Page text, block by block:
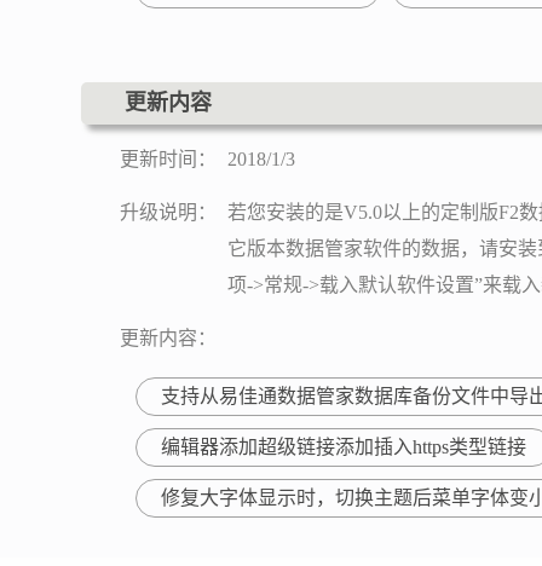
更新内容
更新时间： 2018/1/3
升级说明：
若您安装的是V5.0以上的定制版F2
它版本数据管家软件的数据，请安
项->常规->载入默认软件设置”来载
更新内容：
支持从易佳通数据管家数据库备份文件中导
编辑器添加超级链接添加插入https类型链接
修复大字体显示时，切换主题后菜单字体变